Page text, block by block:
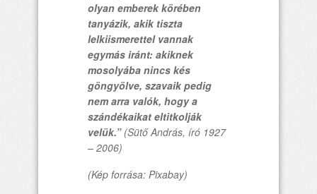
olyan emberek körében
tanyázik, akik tiszta
lelkiismerettel vannak
egymás iránt: akiknek
mosolyába nincs kés
göngyölve, szavaik pedig
nem arra valók, hogy a
szándékaikat eltitkolják
velük.” (Sütő András, író 1927
– 2006)
(Kép forrása: Pixabay)